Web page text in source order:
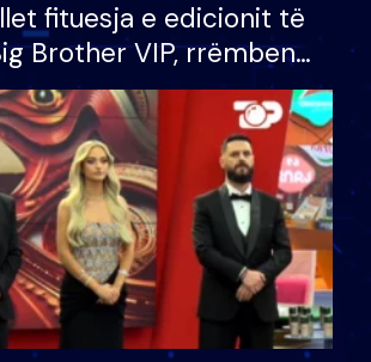
fituesja e edicionit të
Brother VIP, rrëmben
prej 100 mijë eurosh